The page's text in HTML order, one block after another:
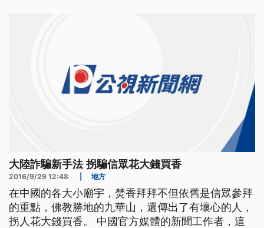
大陸詐騙新手法 拐騙信眾花大錢買香
2016/9/29 12:48 地方
在中國的各大小廟宇，焚香拜拜不但依舊是信眾參拜
的重點，佛教勝地的九華山，還傳出了有壞心的人，
拐人花大錢買香。 中國官方媒體的新聞工作者，這